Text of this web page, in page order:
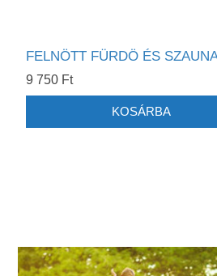
FELNÖTT FÜRDÖ ÉS
9 750 Ft